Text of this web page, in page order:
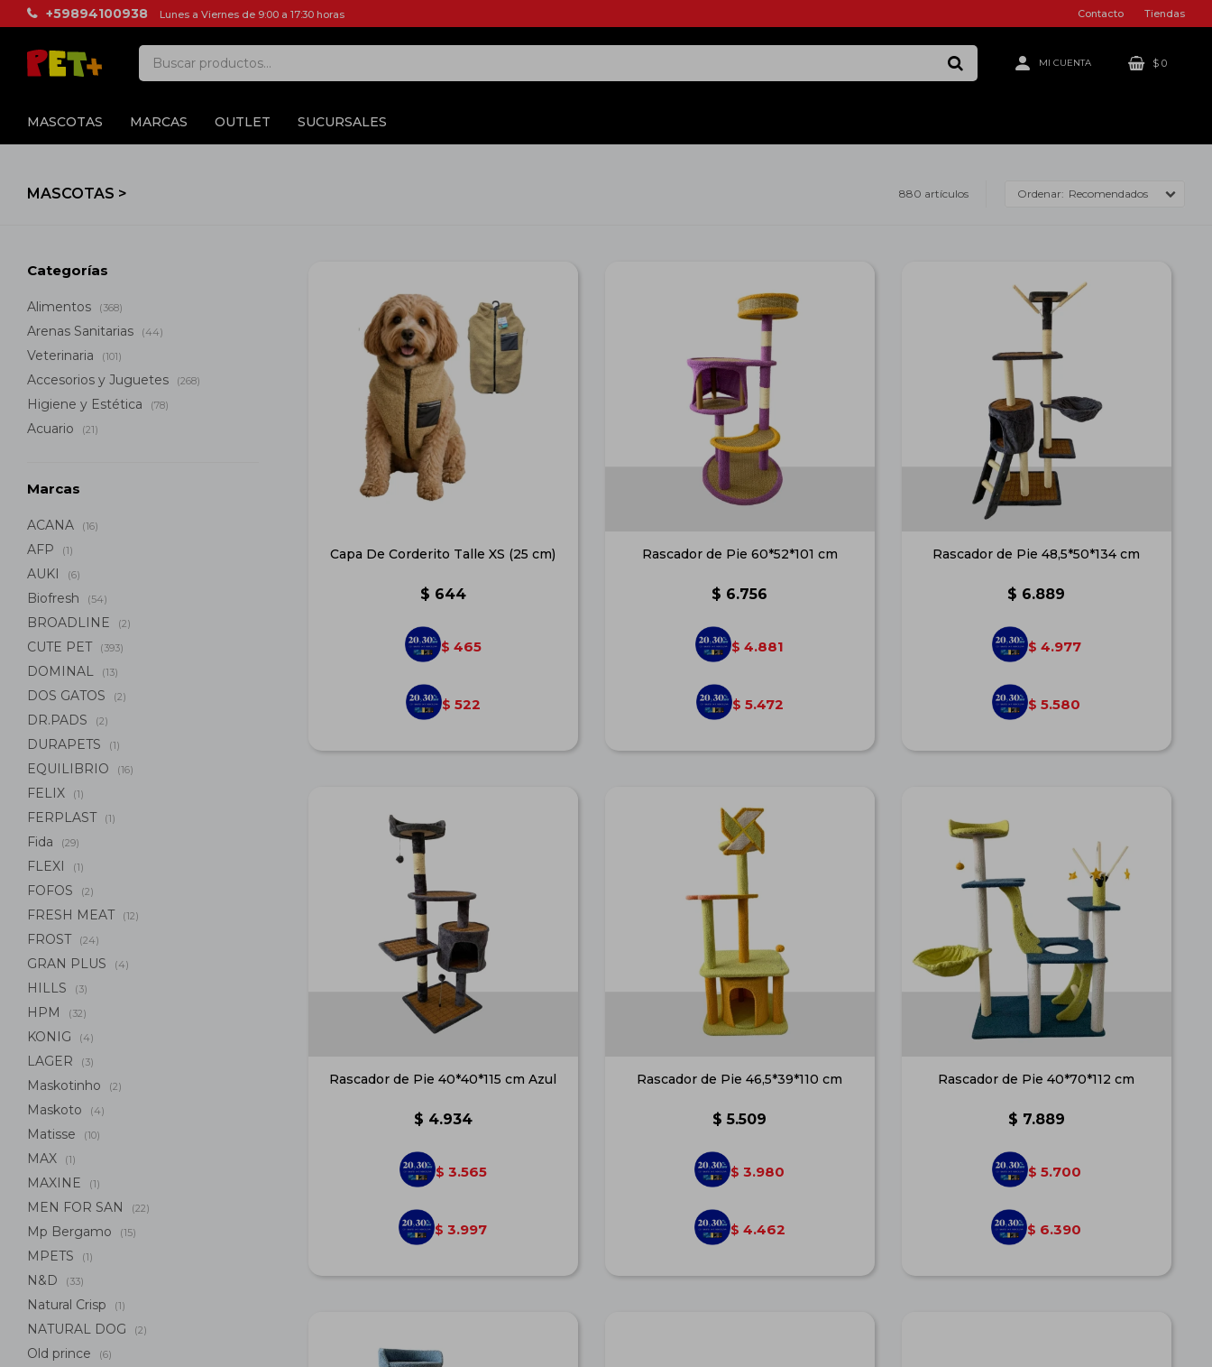
MASCOTAS MARCAS OUTLET SUCURSALES
$ 0
+59894100938 Lunes a Viernes de 9:00 a 17:30 horas Contacto Tiendas
MASCOTAS > 880 artículos Recomendados
Capa De Corderito Talle XS (25 cm)
$ 644
$ 465
$ 522
Rascador de Pie 60*52*101 cm
$ 6.756
$ 4.881
$ 5.472
Rascador de Pie 48,5*50*134 cm
$ 6.889
$ 4.977
$ 5.580
Rascador de Pie 40*40*115 cm Azul
$ 4.934
$ 3.565
$ 3.997
Rascador de Pie 46,5*39*110 cm
$ 5.509
$ 3.980
$ 4.462
Rascador de Pie 40*70*112 cm
$ 7.889
$ 5.700
$ 6.390
Categorías
Alimentos (368)
Arenas Sanitarias (44)
Veterinaria (101)
Accesorios y Juguetes (268)
Higiene y Estética (78)
Acuario (21)
Marcas
ACANA (16)
AFP (1)
AUKI (6)
Biofresh (54)
BROADLINE (2)
CUTE PET (393)
DOMINAL (13)
DOS GATOS (2)
DR.PADS (2)
DURAPETS (1)
EQUILIBRIO (16)
FELIX (1)
FERPLAST (1)
Fida (29)
FLEXI (1)
FOFOS (2)
FRESH MEAT (12)
FROST (24)
GRAN PLUS (4)
HILLS (3)
HPM (32)
KONIG (4)
LAGER (3)
Maskotinho (2)
Maskoto (4)
Matisse (10)
MAX (1)
MAXINE (1)
MEN FOR SAN (22)
Mp Bergamo (15)
MPETS (1)
N&D (33)
Natural Crisp (1)
NATURAL DOG (2)
Old prince (6)